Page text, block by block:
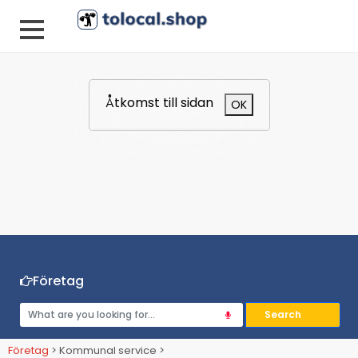
Åtkomst till sidan OK
Företag
Företag > Kommunal service >